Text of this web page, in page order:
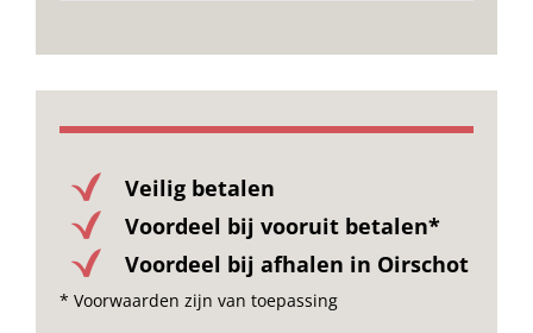
Accessoires en Kado
Onze merken
Veilig betalen
Voordeel bij vooruit betalen*
Voordeel bij afhalen in Oirschot
* Voorwaarden zijn van toepassing